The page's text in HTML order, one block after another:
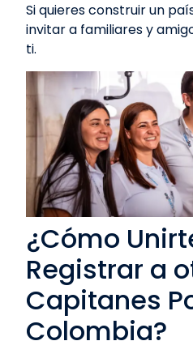
Si quieres construir un
invitar a familiares y
ti.
¿Cómo
Registrar a
Capitanes
Colombia?